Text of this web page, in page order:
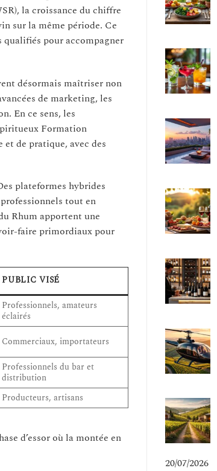
la croissance du chiffre
sur la même période. Ce
qualifiés pour accompagner
désormais maîtriser non
de marketing, les
En ce sens, les
Formation
de pratique, avec des
plateformes hybrides
tout en
Rhum apportent une
faire primordiaux pour
PUBLIC VISÉ
Professionnels, amateurs
éclairés
Commerciaux, importateurs
Professionnels du bar et
distribution
Producteurs, artisans
d’essor où la montée en
20/07/2026